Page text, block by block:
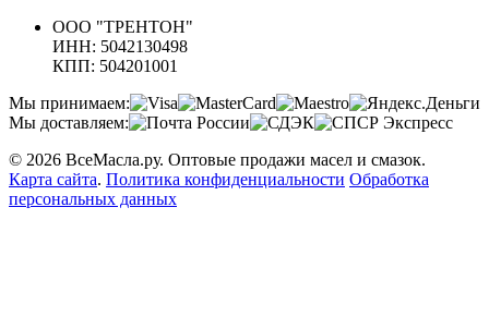
ООО "ТРЕНТОН"
ИНН: 5042130498
КПП: 504201001
Мы принимаем:
Мы доставляем:
© 2026 ВсеМасла.ру. Оптовые продажи масел и смазок.
Карта сайта. Политика конфиденциальности Обработка
персональных данных